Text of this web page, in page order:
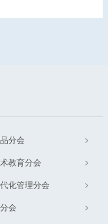
分会
教育分会
化管理分会
会